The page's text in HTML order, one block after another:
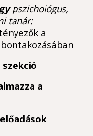
pszichológus,
tanár:
a
a